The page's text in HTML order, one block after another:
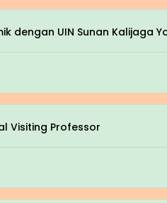
dengan UIN Sunan Kalijaga
Visiting Professor